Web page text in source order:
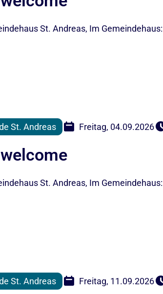
St. Andreas, Im
St. Andreas Freitag, 04.09.2026
St. Andreas, Im
St. Andreas Freitag, 11.09.2026